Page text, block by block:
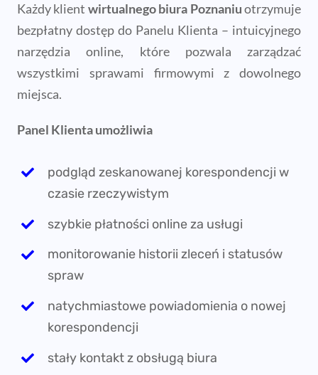
Każdy klient wirtualnego biura Poznaniuotrzymuje
bezpłatny dostęp do Panelu Klienta – intuicyjnego
narzędzia online, które pozwala zarządzać
wszystkimi sprawami firmowymi z dowolnego
miejsca.
Panel Klienta umożliwia
podgląd zeskanowanej korespondencji w
czasie rzeczywistym
szybkie płatności online za usługi
monitorowanie historii zleceń i statusów
spraw
natychmiastowe powiadomienia o nowej
korespondencji
stały kontakt z obsługą biura